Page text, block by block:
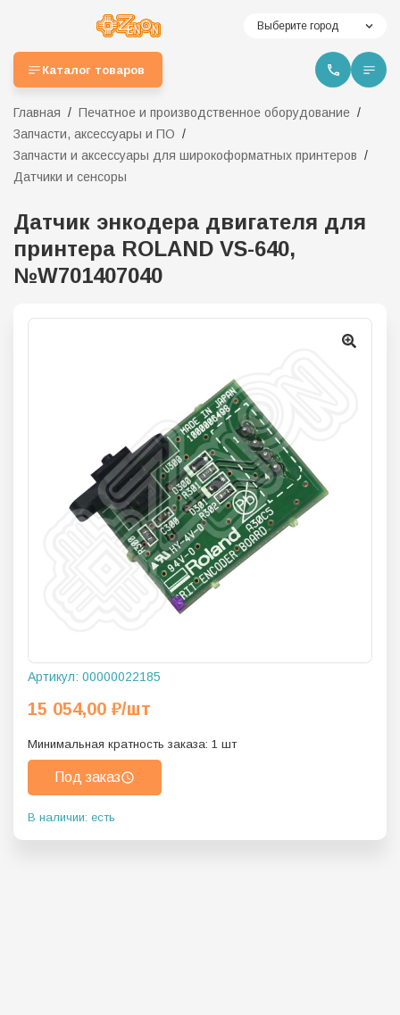
Выберите город
Каталог товаров
Главная
Печатное и производственное оборудование
Запчасти, аксессуары и ПО
Запчасти и аксессуары для широкоформатных принтеров
Датчики и сенсоры
Датчик энкодера двигателя для
принтера ROLAND VS-640,
№W701407040
Артикул: 00000022185
15 054,00 ₽/шт
Минимальная кратность заказа: 1 шт
Под заказ
В наличии: есть